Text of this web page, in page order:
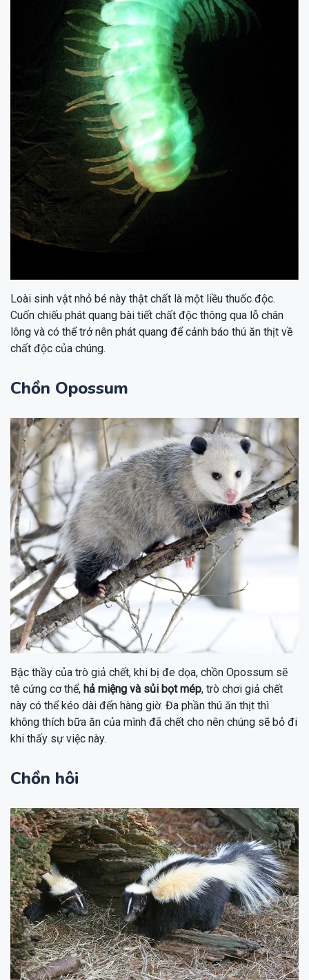
Loài sinh vật nhỏ bé này thật chất là một liều thuốc độc.
Cuốn chiếu phát quang bài tiết chất độc thông qua lỗ chân
lông và có thể trở nên phát quang để cảnh báo thú ăn thịt về
chất độc của chúng.
Chồn Opossum
Bậc thầy của trò giả chết, khi bị đe dọa, chồn Opossum sẽ
tê cứng cơ thể, hả miệng và sủi bọt mép, trò chơi giả chết
này có thể kéo dài đến hàng giờ. Đa phần thú ăn thịt thì
không thích bữa ăn của mình đã chết cho nên chúng sẽ bỏ đi
khi thấy sự việc này.
Chồn hôi